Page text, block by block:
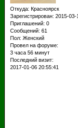
Откуда: Красноярск
Зарегистрирован: 2015-03-
Приглашений: 0
Сообщений: 61
Пол: Женский
Провел на форуме:
3 часа 56 минут
Последний визит:
2017-01-06 20:55:41